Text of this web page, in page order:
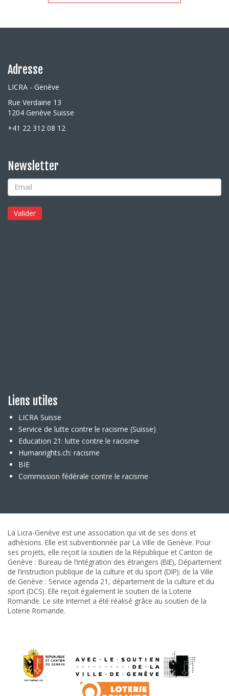
Adresse
LICRA - Genève
Rue Verdaine 13
1204 Genève Suisse
+41 22 312 08 12
Newsletter
Liens utiles
LICRA Suisse
Service de lutte contre le racisme (Suisse)
Education 21: lutte contre le racisme
Humanrights.ch: racisme
BIE
Commission fédérale contre le racisme
La Licra-Genève est une association qui vit de ses dons et
adhésions. Elle est subventionnée par La Ville de Genève. Pour
ses projets, elle reçoit la soutien de la République et Canton de
Genève : Bureau de l’intégration des étrangers (BIE), Département
de l’instruction publique de la culture et du sport (DIP); de la Ville
de Genève : Service agenda 21, département de la culture et du
sport (DCS). Elle reçoit également le soutien de la Loterie
Romande. Le site Internet a été réalisé grâce au soutien de la
Loterie Romande.